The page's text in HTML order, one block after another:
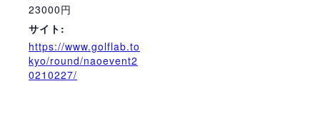
23000円
サイト:
https://www.golflab.to
kyo/round/naoevent2
0210227/